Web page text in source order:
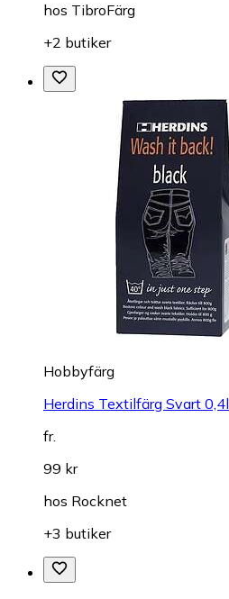
hos TibroFärg
+2 butiker
Hobbyfärg
Herdins Textilfärg Svart 0,4l
fr.
99 kr
hos Rocknet
+3 butiker